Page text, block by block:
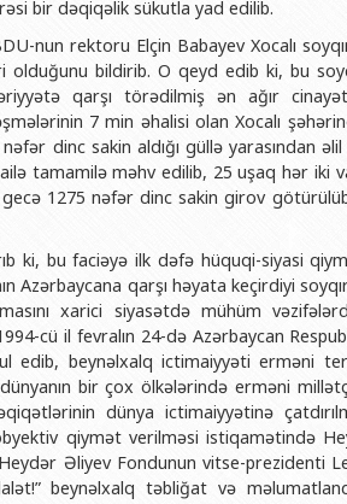
ixtisaslar
mühüm hadisələri
İnsan resursları və hüquq şöbəsi
Sənədlər və Müraciətlərlə iş
Maliyyə və təminat Departamenti
Keyfiyyətin təminatı, monitorinq
Psixoloji Yardım Sektoru
İdman-sağlamlıq Mərkəzi
BDU-nun Nəşr Evi
Geologiya fakültəsi
Filologiya fakültəsi
Tarix fakültəsi
Beynəlxalq
Hüquq fakültəsi
İnformasiya və
Şərqşünasliq
Sosial elmlər və
Şəxsi
Publik
bir dəqiqəlik sükutla yad edilib.
nun rektoru Elçin Babayev Xocalı
olduğunu bildirib. O qeyd edib ki, bu
qarşı törədilmiş ən ağır
7 min əhalisi olan Xocalı
dinc sakin aldığı güllə yarasından
tamamilə məhv edilib, 25 uşaq hər iki
1275 nəfər dinc sakin girov
ki, bu faciəyə ilk dəfə hüquqi-siyasi
Azərbaycana qarşı həyata keçirdiyi
xarici siyasətdə mühüm
cü il fevralın 24-də Azərbaycan
edib, beynəlxalq ictimaiyyəti erməni
bir çox ölkələrində erməni
dünya ictimaiyyətinə
qiymət verilməsi istiqamətində
Əliyev Fondunun vitse-prezidenti
beynəlxalq təbliğat və